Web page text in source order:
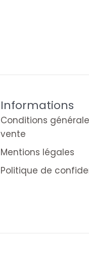
Informations
Conditions
vente
Mentions légales
Politique de